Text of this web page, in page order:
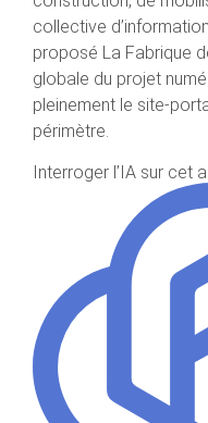
collective
proposé La Fabrique
globale du projet
pleinement le site-
périmètre.
Interroger l’IA sur cet